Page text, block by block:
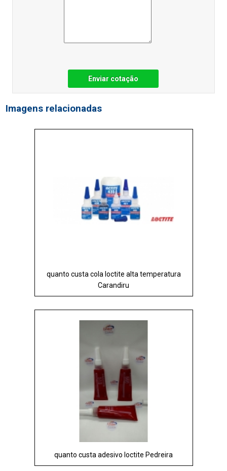
Enviar cotação
Imagens relacionadas
quanto custa cola loctite alta temperatura
Carandiru
quanto custa adesivo loctite Pedreira